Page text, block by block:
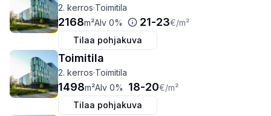
2. kerros·Toimitila
2168m²Alv 0% 21-23€/m²
Tilaa pohjakuva
Toimitila
2. kerros·Toimitila
1498m²Alv 0% 18-20€/m²
Tilaa pohjakuva